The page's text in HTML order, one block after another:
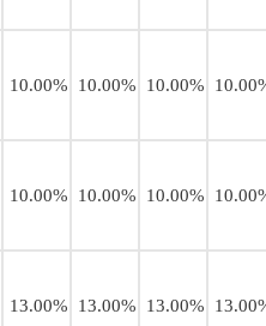
10.00% 10.00% 10.00%
10.00% 10.00% 10.00%
13.00% 13.00% 13.00%